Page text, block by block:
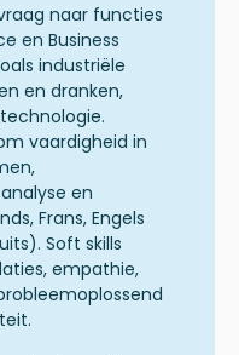
naar functies
en Business
industriële
en dranken,
vaardigheid in
en
Frans, Engels
. Soft skills
empathie,
.